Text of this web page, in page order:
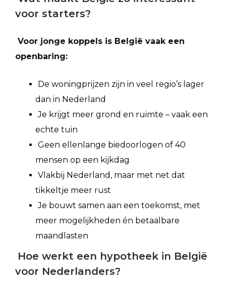
voor starters?
Voor jonge koppels is België vaak een
openbaring:
De woningprijzen zijn in veel regio’s lager
dan in Nederland
Je krijgt meer grond en ruimte – vaak een
echte tuin
Geen ellenlange biedoorlogen of 40
mensen op een kijkdag
Vlakbij Nederland, maar met net dat
tikkeltje meer rust
Je bouwt samen aan een toekomst, met
meer mogelijkheden én betaalbare
maandlasten
Hoe werkt een hypotheek in België
voor Nederlanders?